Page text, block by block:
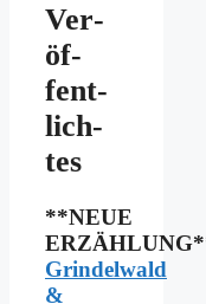
Ver­
öf­
fent­
lich­
tes
**NEUE
Grindelwald
&